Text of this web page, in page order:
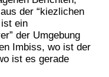
der “kiezlichen
ein
der Umgebung
Imbiss, wo ist der
ist es gerade